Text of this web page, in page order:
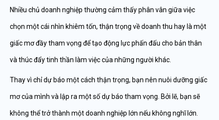
Nhiều chủ doanh nghiệp thường cảm thấy phân vân giữa việc
chọn một cái nhìn khiêm tốn, thận trọng về doanh thu hay là một
giấc mơ đầy tham vọng để tạo động lực phấn đấu cho bản thân
và thúc đẩy tinh thần làm việc của những người khác.
Thay vì chỉ dự báo một cách thận trọng, bạn nên nuôi dưỡng giấc
mơ của mình và lập ra một số dự báo tham vọng. Bởi lẽ, bạn sẽ
không thể trở thành một doanh nghiệp lớn nếu không nghĩ lớn.